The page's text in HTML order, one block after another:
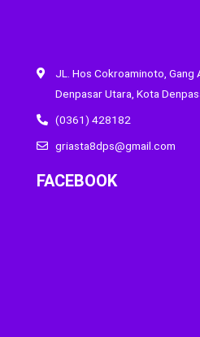
JL. Hos Cokroaminoto, Gang
Denpasar Utara, Kota
(0361) 428182
griasta8dps@gmail.com
FACEBOOK